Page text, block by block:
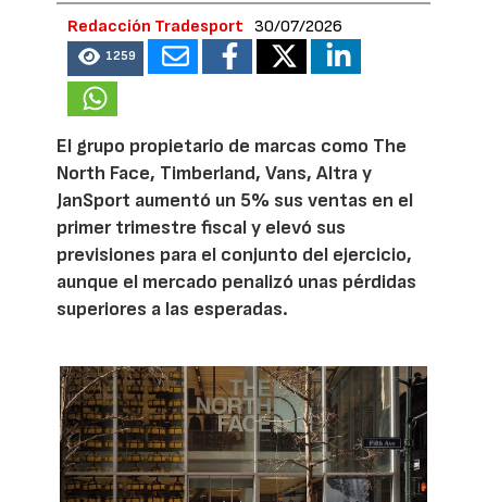
Redacción Tradesport 30/07/2026
1259
El grupo propietario de marcas como The
North Face, Timberland, Vans, Altra y
JanSport aumentó un 5% sus ventas en el
primer trimestre fiscal y elevó sus
previsiones para el conjunto del ejercicio,
aunque el mercado penalizó unas pérdidas
superiores a las esperadas.